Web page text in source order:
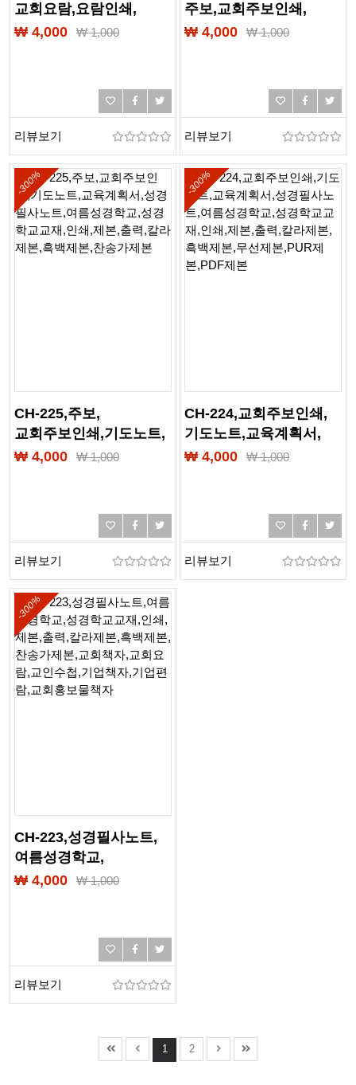
교회요람,요람인쇄,
요람제본,교회주보,
기도노트,교육계획서,
여름성경학교
₩ 4,000 ₩1,000
리뷰보기
주보,교회주보인쇄,
기도노트,교육계획서,
성경학교교재,인쇄,제본,
출력,칼라제본,흑백제본,
찬송가제본
₩ 4,000 ₩1,000
리뷰보기
-300%
CH-225,주보,
교회주보인쇄,기도노트,
교육계획서,
성경학교교재,인쇄,제본,
출력,칼라제본,흑백제본,
찬송가제본
₩ 4,000 ₩1,000
리뷰보기
-300%
CH-224,교회주보인쇄,
기도노트,교육계획서,
성경필사노트,
출력,칼라제본,흑백제본,
무선제본,PUR제본,PDF제
₩ 4,000 ₩1,000
리뷰보기
-300%
CH-223,성경필사노트,
여름성경학교,
성경학교교재,인쇄,제본,
교회요람,교인수첩,
기업책자,기업편람,
교회홍보물책자
₩ 4,000 ₩1,000
리뷰보기
1 2